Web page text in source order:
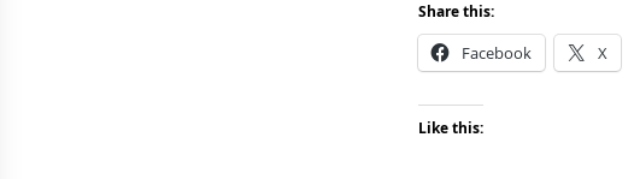
Share this:
Facebook X
Like this: